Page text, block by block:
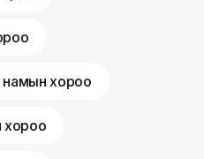
намын хороо
хороо